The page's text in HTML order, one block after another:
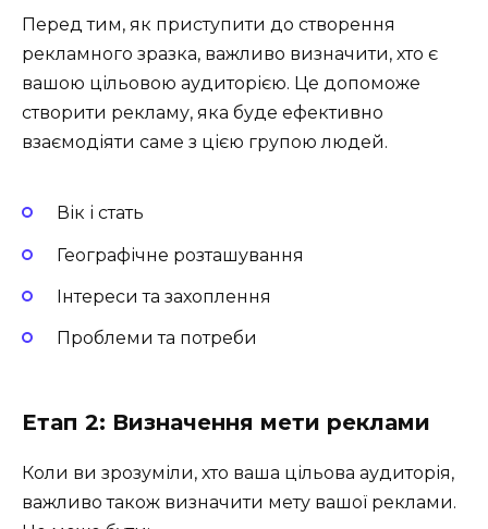
Перед тим, як приступити до створення
рекламного зразка, важливо визначити, хто є
вашою цільовою аудиторією. Це допоможе
створити рекламу, яка буде ефективно
взаємодіяти саме з цією групою людей.
Вік і стать
Географічне розташування
Інтереси та захоплення
Проблеми та потреби
Етап 2: Визначення мети реклами
Коли ви зрозуміли, хто ваша цільова аудиторія,
важливо також визначити мету вашої реклами.